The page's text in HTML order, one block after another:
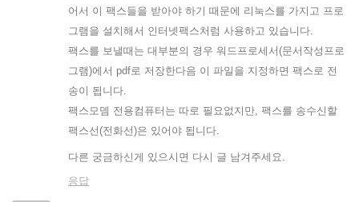
어서 이 팩스들을 받아야 하기 때문에 리눅스를 가지고 프로
그램을 설치해서 인터넷팩스처럼 사용하고 있습니다.
팩스를 보낼때는 대부분의 경우 워드프로세서(문서작성프로
그램)에서 pdf로 저장한다음 이 파일을 지정하면 팩스로 전
송이 됩니다.
팩스모뎀 전용컴퓨터는 따로 필요없지만, 팩스를 송수신할
팩스선(전화선)은 있어야 됩니다.
다른 궁금하신게 있으시면 다시 글 남겨주세요.
응답